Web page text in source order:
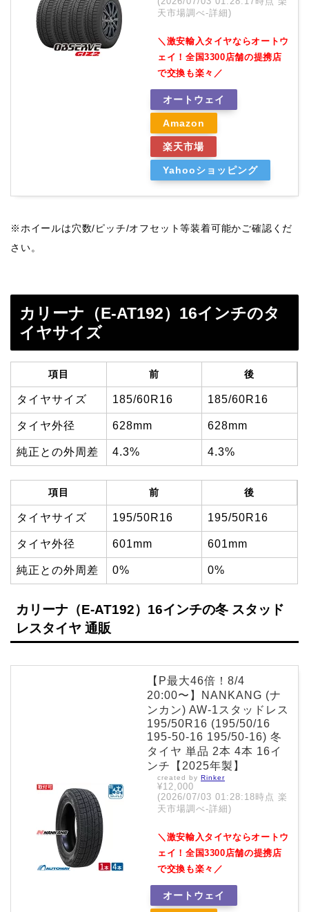
天市場調べ-詳細)
＼激安輸入タイヤならオートウ
ェイ！全国3300店舗の提携店
で交換も楽々／
オートウェイ
Amazon
楽天市場
Yahooショッピング
※ホイールは穴数/ピッチ/オフセット等装着可能かご確認くだ
さい。
カリーナ（E-AT192）16インチのタ
イヤサイズ
項目 前 後
タイヤサイズ 185/60R16 185/60R16
タイヤ外径 628mm 628mm
純正との外周差 4.3% 4.3%
項目 前 後
タイヤサイズ 195/50R16 195/50R16
タイヤ外径 601mm 601mm
純正との外周差 0% 0%
カリーナ（E-AT192）16インチの冬 スタッド
レスタイヤ 通販
【P最大46倍！8/4
20:00〜】NANKANG (ナ
ンカン) AW-1スタッドレス
195/50R16 (195/50/16
195-50-16 195/50-16) 冬
タイヤ 単品 2本 4本 16イ
ンチ【2025年製】
created by Rinker
¥12,000
(2026/07/03 01:28:18時点 楽
天市場調べ-詳細)
＼激安輸入タイヤならオートウ
ェイ！全国3300店舗の提携店
で交換も楽々／
オートウェイ